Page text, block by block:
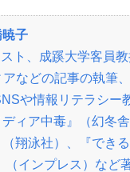
子
ト、成蹊大学客員
などの記事の執筆
や情報リテラシー
ディア中毒』（幻冬
翔泳社）、『でき
（インプレス）など